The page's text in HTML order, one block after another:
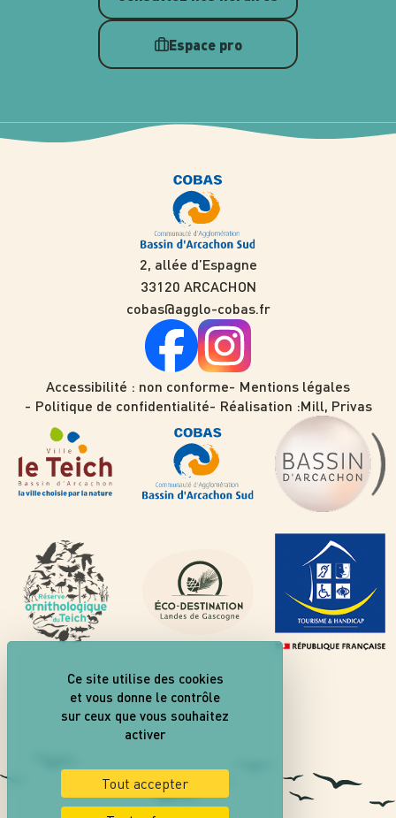
Espace pro
2, allée d’Espagne
33120 ARCACHON
cobas@agglo-cobas.fr
Accessibilité : non conforme
Mentions légales
Politique de confidentialité
Réalisation :Mill, Privas
Ce site utilise des cookies
et vous donne le contrôle
sur ceux que vous souhaitez
activer
Tout accepter